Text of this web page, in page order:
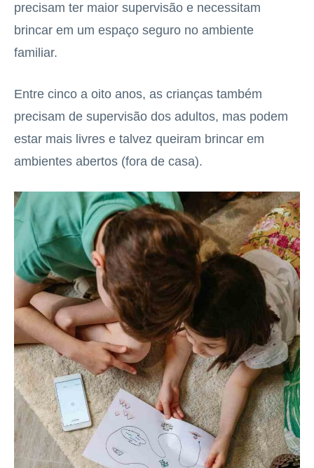
precisam ter maior supervisão e necessitam
brincar em um espaço seguro no ambiente
familiar.
Entre cinco a oito anos, as crianças também
precisam de supervisão dos adultos, mas podem
estar mais livres e talvez queiram brincar em
ambientes abertos (fora de casa).